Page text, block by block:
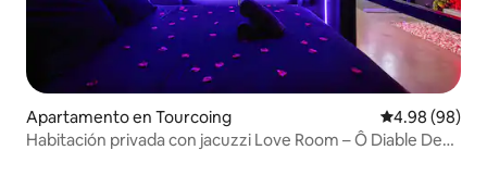
Apartamento en Tourcoing Calificación
4.98 (98)
Habitación privada con jacuzzi Love Room – Ô Diable Des